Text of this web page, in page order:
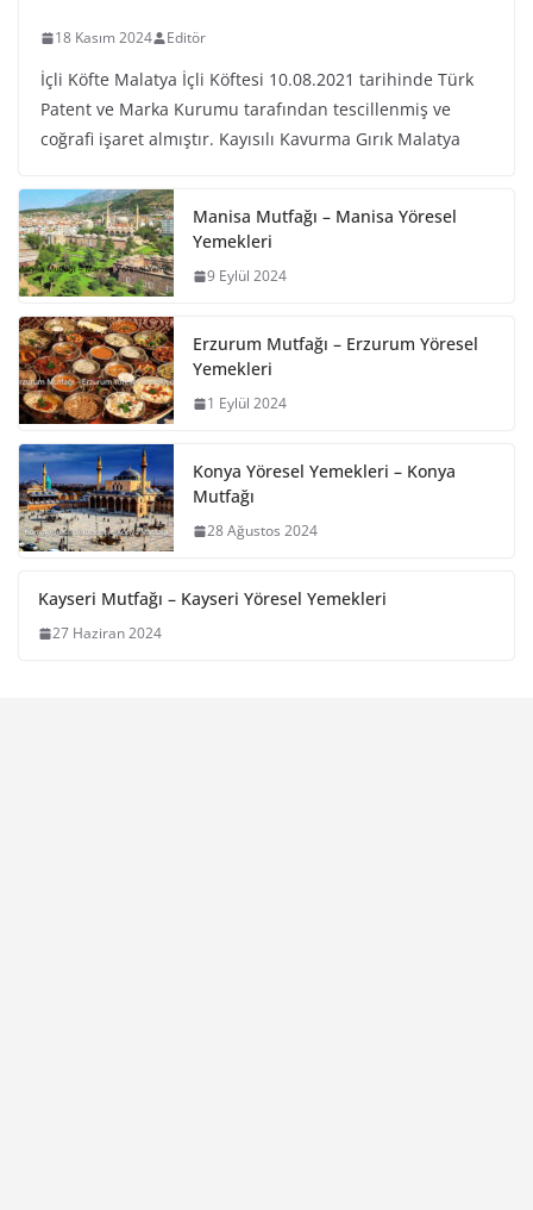
18 Kasım 2024 Editör
İçli Köfte Malatya İçli Köftesi 10.08.2021 tarihinde Türk
Patent ve Marka Kurumu tarafından tescillenmiş ve
coğrafi işaret almıştır. Kayısılı Kavurma Gırık Malatya
Manisa Mutfağı – Manisa Yöresel
Yemekleri
9 Eylül 2024
Erzurum Mutfağı – Erzurum Yöresel
Yemekleri
1 Eylül 2024
Konya Yöresel Yemekleri – Konya
Mutfağı
28 Ağustos 2024
Kayseri Mutfağı – Kayseri Yöresel Yemekleri
27 Haziran 2024